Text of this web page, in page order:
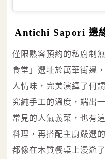
Antichi Sapori 邊
僅限熟客預約的私廚制
食堂」選址於萬華街邊
人情味，完美演繹了何
究純手工的溫度，端出
常見的人氣義菜，也有
料理，再搭配主廚嚴選
都像在木質餐桌上漫遊